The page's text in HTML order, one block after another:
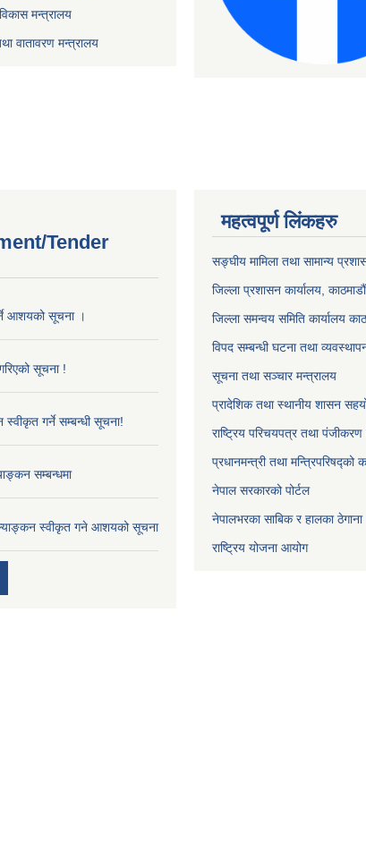
मन्त्रालय
वातावरण मन्त्रालय
Tender
आशयको सूचना ।
सूचना !
गर्ने सम्बन्धी सूचना!
सम्बन्धमा
स्वीकृत गने आशयको सूचना
महत्वपूर्ण लिंकहरु
सङ्‍घीय मामिला तथा सामान्य
जिल्ला प्रशासन कार्यालय, काठमाडौँ
जिल्ला समन्वय समिति कार्यालय
विपद सम्बन्धी घटना तथा
सूचना तथा सञ्चार मन्त्रालय
प्रादेशिक तथा स्थानीय शासन
राष्ट्रिय परिचयपत्र तथा पंजीकरण
प्रधानमन्त्री तथा मन्त्रिपरिषद्को
नेपाल सरकारको पोर्टल
नेपालभरका साबिक र हालका ठेगाना
राष्ट्रिय योजना आयोग